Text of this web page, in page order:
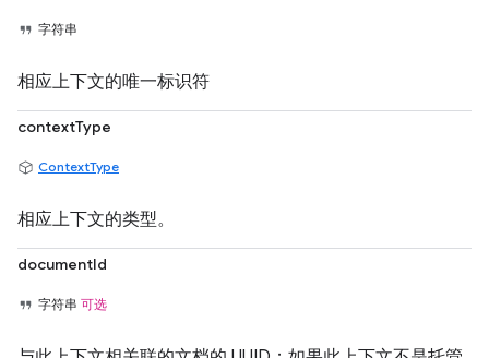
字符串
相应上下文的唯一标识符
contextType
ContextType
相应上下文的类型。
documentId
字符串 可选